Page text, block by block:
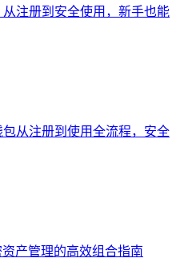
注册到安全使用，新手也能
从注册到使用全流程，安全
产管理的高效组合指南